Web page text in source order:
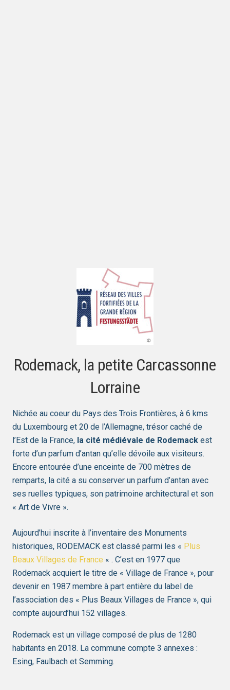
Rodemack, la petite Carcassonne
Lorraine
Nichée au coeur du Pays des Trois Frontières, à 6 kms
du Luxembourg et 20 de l’Allemagne, trésor caché de
l’Est de la France, la cité médiévale de Rodemack est
forte d’un parfum d’antan qu’elle dévoile aux visiteurs.
Encore entourée d’une enceinte de 700 mètres de
remparts, la cité a su conserver un parfum d’antan avec
ses ruelles typiques, son patrimoine architectural et son
« Art de Vivre ».
Aujourd’hui inscrite à l’inventaire des Monuments
historiques, RODEMACK est classé parmi les « Plus
Beaux Villages de France « . C’est en 1977 que
Rodemack acquiert le titre de « Village de France », pour
devenir en 1987 membre à part entière du label de
l’association des « Plus Beaux Villages de France », qui
compte aujourd’hui 152 villages.
Rodemack est un village composé de plus de 1280
habitants en 2018. La commune compte 3 annexes :
Esing, Faulbach et Semming.